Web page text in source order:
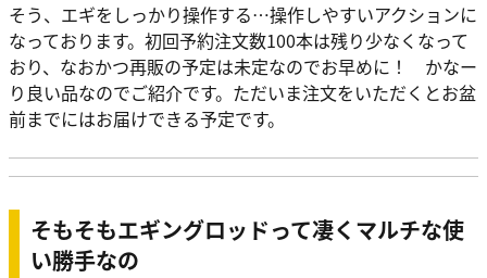
そう、エギをしっかり操作する…操作しやすいアクションに
なっております。初回予約注文数100本は残り少なくなって
おり、なおかつ再販の予定は未定なのでお早めに！ かなー
り良い品なのでご紹介です。ただいま注文をいただくとお盆
前までにはお届けできる予定です。
そもそもエギングロッドって凄くマルチな使
い勝手なの